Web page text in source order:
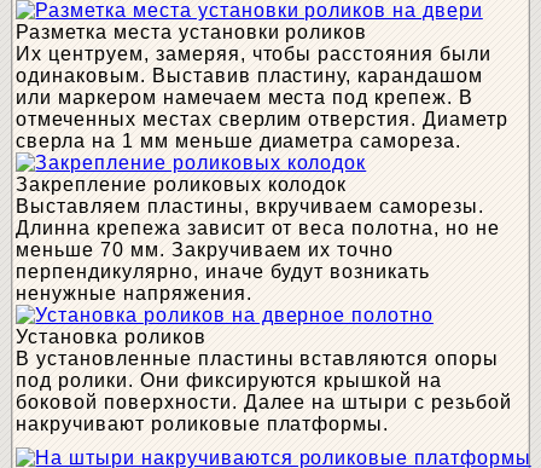
Разметка места установки роликов
Их центруем, замеряя, чтобы расстояния были
одинаковым. Выставив пластину, карандашом
или маркером намечаем места под крепеж. В
отмеченных местах сверлим отверстия. Диаметр
сверла на 1 мм меньше диаметра самореза.
Закрепление роликовых колодок
Выставляем пластины, вкручиваем саморезы.
Длинна крепежа зависит от веса полотна, но не
меньше 70 мм. Закручиваем их точно
перпендикулярно, иначе будут возникать
ненужные напряжения.
Установка роликов
В установленные пластины вставляются опоры
под ролики. Они фиксируются крышкой на
боковой поверхности. Далее на штыри с резьбой
накручивают роликовые платформы.